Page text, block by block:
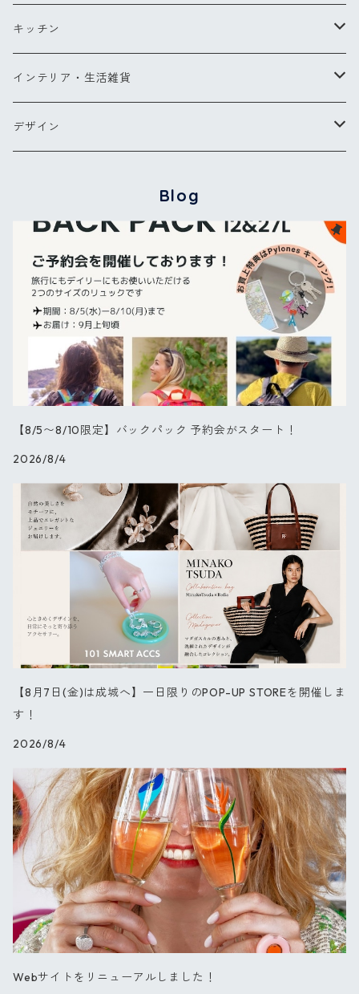
ミラー
ヘアアクセサリー
リングM
ペンダント
ピアス
バッグ・ポーチ
バッグ
ポーチ
お財布・コインケース
メガネケース他
バッグ＆ウォレット
ペン
ポストカード
カードケース
キッチン
キッチンツール
エプロン
インテリア・生活雑貨
ブランケット
その他
キーリング
デザイン
コクリコ
ブーケ
パレット
【NEW】チューリップ
ダリア
バード
スプリング
オーキッド
ブルーパレット
PARIS
セレブレーション
Blog
【8/5〜8/10限定】バックパック 予約会がスタート！
2026/8/4
【8月7日(金)は成城へ】一日限りのPOP-UP STOREを開催しま
す！
2026/8/4
Webサイトをリニューアルしました！